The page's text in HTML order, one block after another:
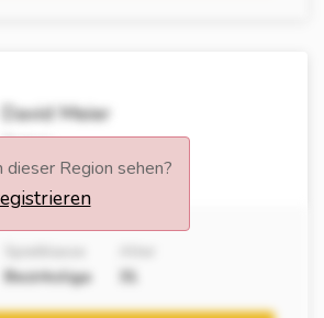
David Meier
Trainer
Bezirksliga
31
dieser Region sehen?